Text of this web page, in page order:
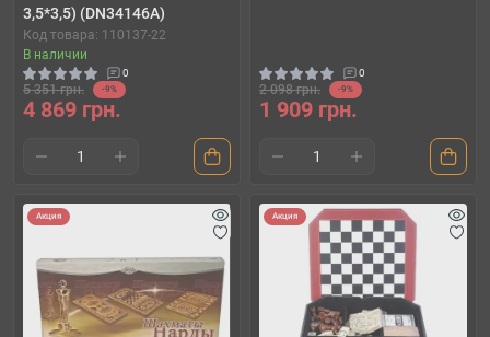
3,5*3,5) (DN34146A)
Код товара: 110137-22
В наличии
0
5 351 грн. -9%
4 869 грн.
0
2 098 грн. -9%
1 909 грн.
Акция Акция